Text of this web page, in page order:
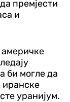
премјести
и
би могле да
иранске
уранијум.